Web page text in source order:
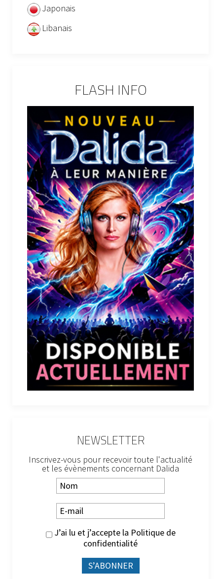
Japonais
Libanais
FLASH INFO
NEWSLETTER
Inscrivez-vous pour recevoir toute l'actualité
et les évènements concernant Dalida
J’ai lu et j’accepte la Politique de
confidentialité